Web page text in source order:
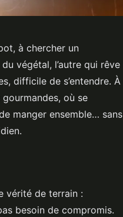
à chercher un
végétal, l’autre qui rêve
difficile de s’entendre. À
où se
manger ensemble… sans
vérité de terrain :
besoin de compromis.